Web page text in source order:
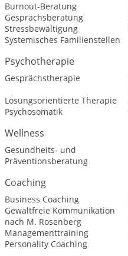
Burnout-Beratung
Gesprächsberatung
Stressbewältigung
Systemisches Familienstellen
Psychotherapie
Gesprächstherapie
Lösungsorientierte Therapie
Psychosomatik
Wellness
Gesundheits- und
Präventionsberatung
Coaching
Business Coaching
Gewaltfreie Kommunikation
nach M. Rosenberg
Managementtraining
Personality Coaching